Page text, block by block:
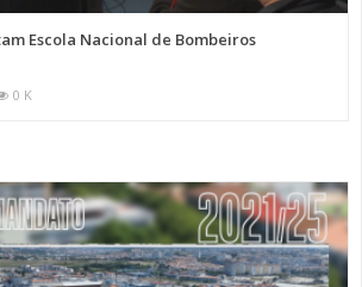
Escola Nacional de Bombeiros
0 K